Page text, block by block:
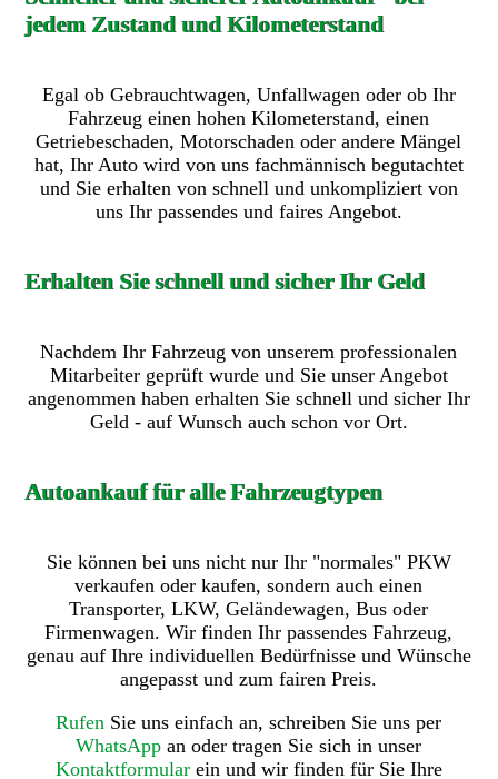
jedem Zustand und Kilometerstand
Egal ob Gebrauchtwagen, Unfallwagen oder ob Ihr
Fahrzeug einen hohen Kilometerstand, einen
Getriebeschaden, Motorschaden oder andere Mängel
hat, Ihr Auto wird von uns fachmännisch begutachtet
und Sie erhalten von schnell und unkompliziert von
uns Ihr passendes und faires Angebot.
Erhalten Sie schnell und sicher Ihr Geld
Nachdem Ihr Fahrzeug von unserem professionalen
Mitarbeiter geprüft wurde und Sie unser Angebot
angenommen haben erhalten Sie schnell und sicher Ihr
Geld - auf Wunsch auch schon vor Ort.
Autoankauf für alle Fahrzeugtypen
Sie können bei uns nicht nur Ihr "normales" PKW
verkaufen oder kaufen, sondern auch einen
Transporter, LKW, Geländewagen, Bus oder
Firmenwagen. Wir finden Ihr passendes Fahrzeug,
genau auf Ihre individuellen Bedürfnisse und Wünsche
angepasst und zum fairen Preis.
Rufen Sie uns einfach an, schreiben Sie uns per
WhatsApp an oder tragen Sie sich in unser
Kontaktformularein und wir finden für Sie Ihre